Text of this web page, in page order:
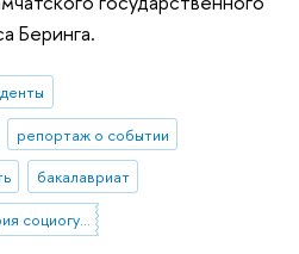
Беринга.
репортаж о событии
бакалавриат
Научно-учебная лаборатория социогуманитарных исследований Севера и Арктики